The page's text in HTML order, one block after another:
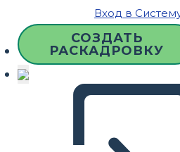
Вход в
СОЗДАТЬ
РАСКАДРОВКУ